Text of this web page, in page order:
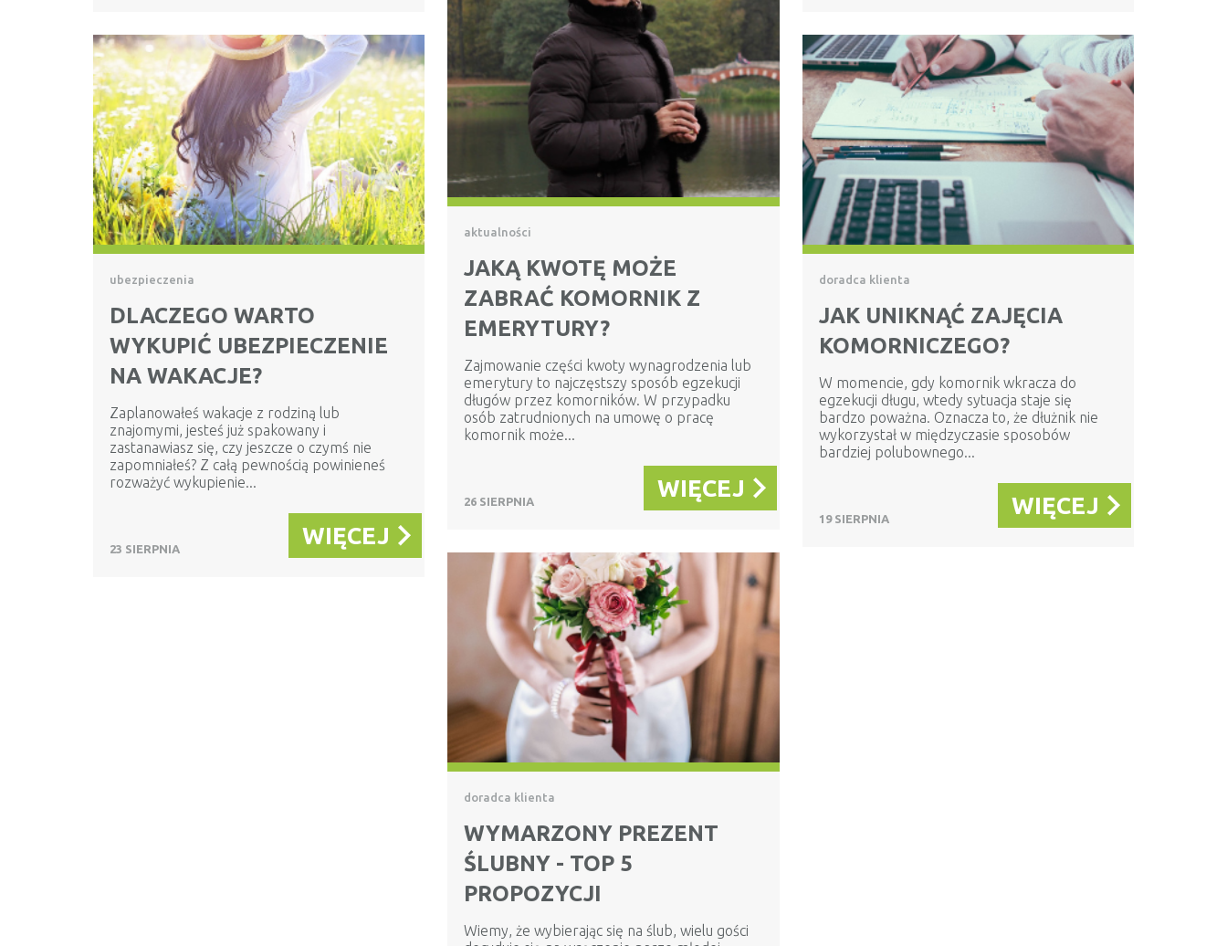
aktualności
JAKĄ KWOTĘ MOŻE
ZABRAĆ KOMORNIK Z
EMERYTURY?
Zajmowanie części kwoty wynagrodzenia lub
emerytury to najczęstszy sposób egzekucji
długów przez komorników. W przypadku
osób zatrudnionych na umowę o pracę
komornik może...
26 SIERPNIA WIĘCEJ
ubezpieczenia
DLACZEGO WARTO
WYKUPIĆ UBEZPIECZENIE
NA WAKACJE?
Zaplanowałeś wakacje z rodziną lub
znajomymi, jesteś już spakowany i
zastanawiasz się, czy jeszcze o czymś nie
zapomniałeś? Z całą pewnością powinieneś
rozważyć wykupienie...
23 SIERPNIA WIĘCEJ
doradca klienta
JAK UNIKNĄĆ ZAJĘCIA
KOMORNICZEGO?
W momencie, gdy komornik wkracza do
egzekucji długu, wtedy sytuacja staje się
bardzo poważna. Oznacza to, że dłużnik nie
wykorzystał w międzyczasie sposobów
bardziej polubownego...
19 SIERPNIA WIĘCEJ
doradca klienta
WYMARZONY PREZENT
ŚLUBNY - TOP 5
PROPOZYCJI
Wiemy, że wybierając się na ślub, wielu gości